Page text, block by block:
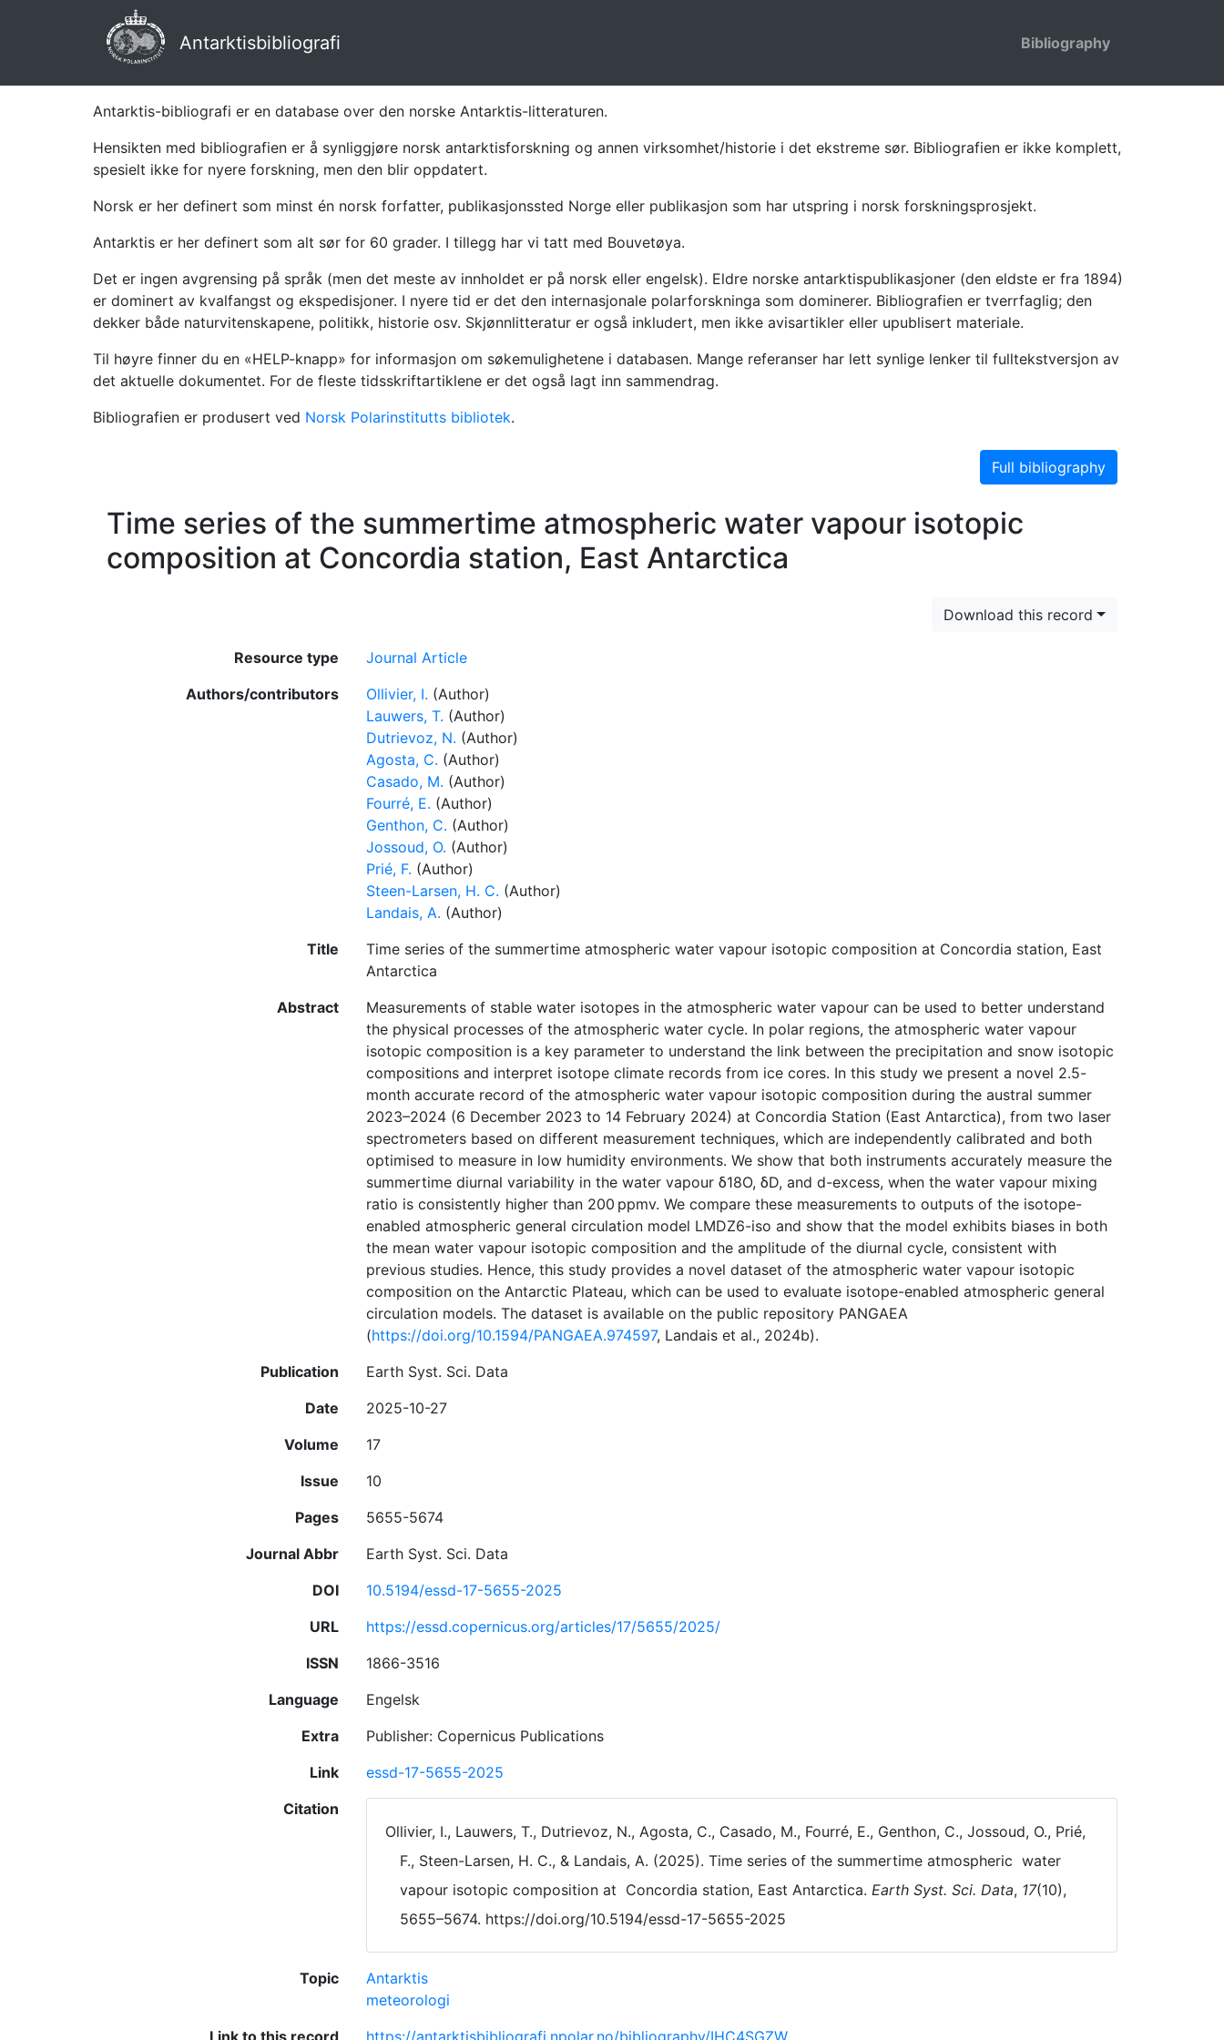
Antarktisbibliografi Bibliography
Antarktis-bibliografi er en database over den norske Antarktis-litteraturen.
Hensikten med bibliografien er å synliggjøre norsk antarktisforskning og annen virksomhet/historie i det ekstreme sør. Bibliografien er ikke komplett,
spesielt ikke for nyere forskning, men den blir oppdatert.
Norsk er her definert som minst én norsk forfatter, publikasjonssted Norge eller publikasjon som har utspring i norsk forskningsprosjekt.
Antarktis er her definert som alt sør for 60 grader. I tillegg har vi tatt med Bouvetøya.
Det er ingen avgrensing på språk (men det meste av innholdet er på norsk eller engelsk). Eldre norske antarktispublikasjoner (den eldste er fra 1894)
er dominert av kvalfangst og ekspedisjoner. I nyere tid er det den internasjonale polarforskninga som dominerer. Bibliografien er tverrfaglig; den
dekker både naturvitenskapene, politikk, historie osv. Skjønnlitteratur er også inkludert, men ikke avisartikler eller upublisert materiale.
Til høyre finner du en «HELP-knapp» for informasjon om søkemulighetene i databasen. Mange referanser har lett synlige lenker til fulltekstversjon av
det aktuelle dokumentet. For de fleste tidsskriftartiklene er det også lagt inn sammendrag.
Bibliografien er produsert ved Norsk Polarinstitutts bibliotek.
Full bibliography
Time series of the summertime atmospheric water vapour isotopic
composition at Concordia station, East Antarctica
Download this record
Resource type
Journal Article
Authors/contributors
Ollivier, I. (Author)
Lauwers, T. (Author)
Dutrievoz, N. (Author)
Agosta, C. (Author)
Casado, M. (Author)
Fourré, E. (Author)
Genthon, C. (Author)
Jossoud, O. (Author)
Prié, F. (Author)
Steen-Larsen, H. C. (Author)
Landais, A. (Author)
Title
Time series of the summertime atmospheric water vapour isotopic composition at Concordia station, East
Antarctica
Abstract
Measurements of stable water isotopes in the atmospheric water vapour can be used to better understand
the physical processes of the atmospheric water cycle. In polar regions, the atmospheric water vapour
isotopic composition is a key parameter to understand the link between the precipitation and snow isotopic
compositions and interpret isotope climate records from ice cores. In this study we present a novel 2.5-
month accurate record of the atmospheric water vapour isotopic composition during the austral summer
2023–2024 (6 December 2023 to 14 February 2024) at Concordia Station (East Antarctica), from two laser
spectrometers based on different measurement techniques, which are independently calibrated and both
optimised to measure in low humidity environments. We show that both instruments accurately measure the
summertime diurnal variability in the water vapour δ18O, δD, and d-excess, when the water vapour mixing
ratio is consistently higher than 200 ppmv. We compare these measurements to outputs of the isotope-
enabled atmospheric general circulation model LMDZ6-iso and show that the model exhibits biases in both
the mean water vapour isotopic composition and the amplitude of the diurnal cycle, consistent with
previous studies. Hence, this study provides a novel dataset of the atmospheric water vapour isotopic
composition on the Antarctic Plateau, which can be used to evaluate isotope-enabled atmospheric general
circulation models. The dataset is available on the public repository PANGAEA
(https://doi.org/10.1594/PANGAEA.974597, Landais et al., 2024b).
Publication
Earth Syst. Sci. Data
Date
2025-10-27
Volume
17
Issue
10
Pages
5655-5674
Journal Abbr
Earth Syst. Sci. Data
DOI
10.5194/essd-17-5655-2025
URL
https://essd.copernicus.org/articles/17/5655/2025/
ISSN
1866-3516
Language
Engelsk
Extra
Publisher: Copernicus Publications
Link
essd-17-5655-2025
Citation
Ollivier, I., Lauwers, T., Dutrievoz, N., Agosta, C., Casado, M., Fourré, E., Genthon, C., Jossoud, O., Prié,
F., Steen-Larsen, H. C., & Landais, A. (2025). Time series of the summertime atmospheric water
vapour isotopic composition at Concordia station, East Antarctica. Earth Syst. Sci. Data, 17(10),
5655–5674. https://doi.org/10.5194/essd-17-5655-2025
Topic
Antarktis
meteorologi
Link to this record
https://antarktisbibliografi.npolar.no/bibliography/IHC4SGZW